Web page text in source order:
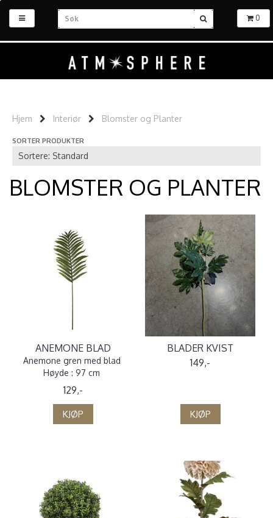
0
Hjem Interiør Blomster og Planter
SORTER PRODUKTER
BLOMSTER OG PLANTER
ANEMONE BLAD
Anemone gren med blad
Høyde : 97 cm
129,-
KJØP
BLADER KVIST
149,-
KJØP